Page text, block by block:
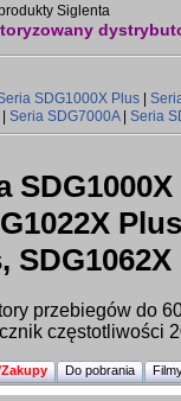
Siglenta
SDG1000X Plus
Seria SDG7000A| Seria
przebiegów do
częstotliwości
Do pobrania